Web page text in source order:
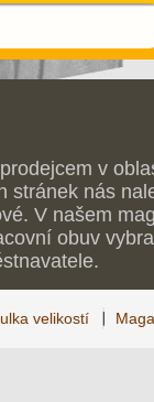
v
stránek nás
V našem
obuv
velikostí